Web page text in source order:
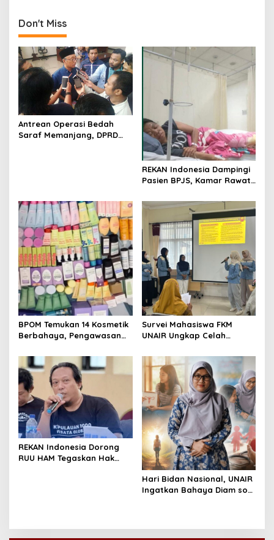
a
v
i
g
a
t
i
Don't Miss
Antrean Operasi Bedah
Saraf Memanjang, DPRD
REKAN Indonesia Dampingi
Pasien BPJS, Kamar Rawat
BPOM Temukan 14 Kosmetik
Berbahaya, Pengawasan
Diperketat
Survei Mahasiswa FKM
UNAIR Ungkap Celah
Permukiman Surabaya
REKAN Indonesia Dorong
RUU HAM Tegaskan Hak
Hari Bidan Nasional, UNAIR
Ingatkan Bahaya Diam soal